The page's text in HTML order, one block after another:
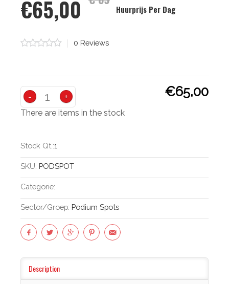
€65,00 Huurprijs Per Dag
0 Stars 0 Reviews
- +
There are items in the stock
€65,00
Stock Qt.:1
SKU: PODSPOT
Categorie:
Sector/groep: Podium Spots
Description